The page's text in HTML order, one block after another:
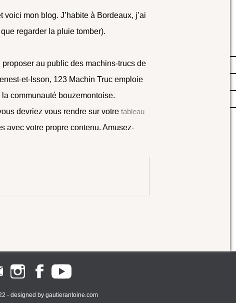
mon blog. J’habite à Bordeaux, j’ai
regarder la pluie tomber).
proposer au public des machins-trucs de
et-Isson, 123 Machin Truc emploie
communauté bouzemontoise.
devriez vous rendre sur votretableau
avec votre propre contenu. Amusez-
- designed by gautierantoine.com